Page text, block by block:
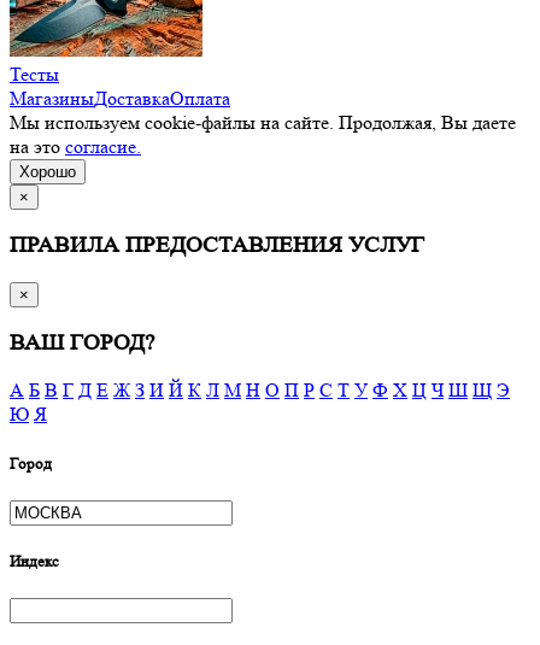
Тесты
МагазиныДоставкаОплата
Мы используем cookie-файлы на сайте. Продолжая, Вы даете
на это согласие.
Хорошо
×
ПРАВИЛА ПРЕДОСТАВЛЕНИЯ УСЛУГ
×
ВАШ ГОРОД?
А Б В Г Д Е Ж З И Й К Л М Н О П Р С Т У Ф Х Ц Ч Ш Щ Э
Ю Я
Город
Индекс